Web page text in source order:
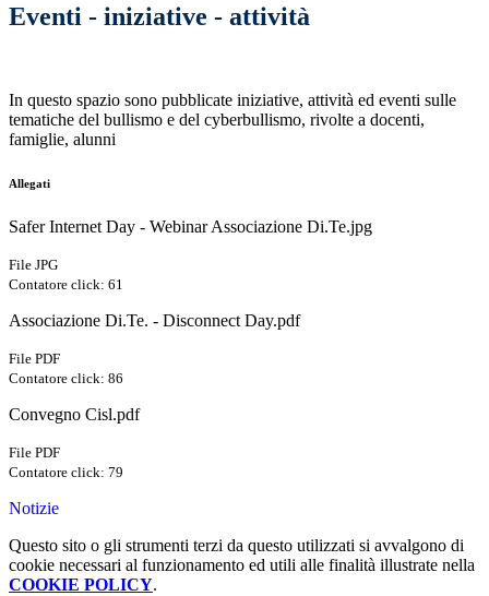
Eventi - iniziative - attività
In questo spazio sono pubblicate iniziative, attività ed eventi sulle
tematiche del bullismo e del cyberbullismo, rivolte a docenti,
famiglie, alunni
Allegati
Safer Internet Day - Webinar Associazione Di.Te.jpg
File JPG
Contatore click: 61
Associazione Di.Te. - Disconnect Day.pdf
File PDF
Contatore click: 86
Convegno Cisl.pdf
File PDF
Contatore click: 79
Notizie
Questo sito o gli strumenti terzi da questo utilizzati si avvalgono di
cookie necessari al funzionamento ed utili alle finalità illustrate nella
COOKIE POLICY.